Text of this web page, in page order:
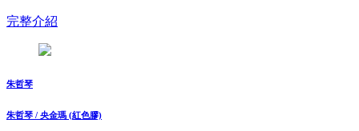
完整介紹
朱哲琴
朱哲琴 / 央金瑪 (紅色膠)